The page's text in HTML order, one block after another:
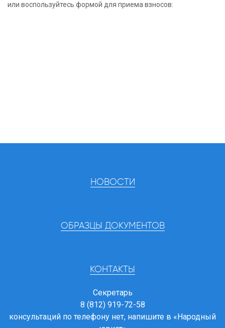
или воспользуйтесь формой для приема взносов:
НОВОСТИ
ОБРАЗЦЫ ДОКУМЕНТОВ
КОНТАКТЫ
Секретарь
8 (812) 919-72-58
консультаций по телефону нет, напишите в «Народный